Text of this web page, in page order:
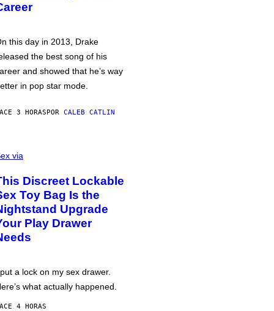
this day in 2013, Drake
the best song of his
and showed that he’s way
in pop star mode.
3 HORASPOR CALEB CATLIN
via
Discreet Lockable
Toy Bag Is the
Upgrade
Play Drawer
a lock on my sex drawer.
what actually happened.
4 HORAS